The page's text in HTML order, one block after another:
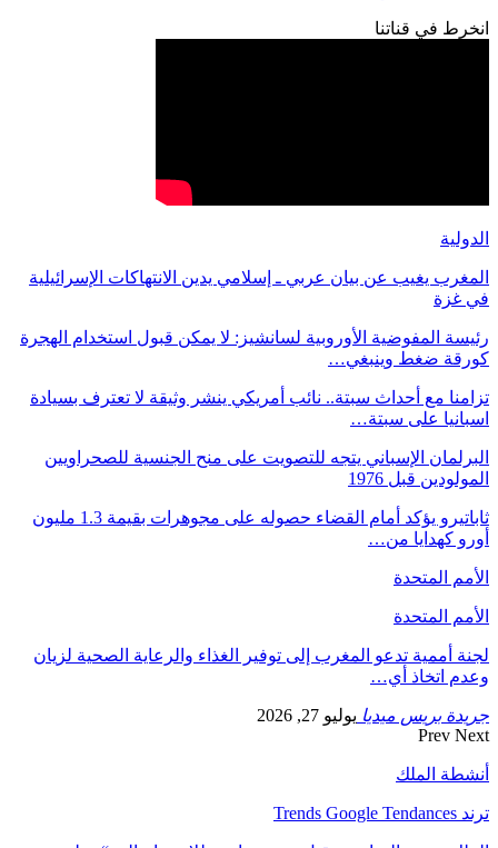
انخرط في قناتنا
الدولية
المغرب يغيب عن بيان عربي ـ إسلامي يدين الانتهاكات الإسرائيلية
في غزة
رئيسة المفوضية الأوروبية لسانشيز: لا يمكن قبول استخدام الهجرة
كورقة ضغط وينبغي…
تزامنا مع أحداث سبتة.. نائب أمريكي ينشر وثيقة لا تعترف بسيادة
اسبانيا على سبتة…
البرلمان الإسباني يتجه للتصويت على منح الجنسية للصحراويين
المولودين قبل 1976
ثاباتيرو يؤكد أمام القضاء حصوله على مجوهرات بقيمة 1.3 مليون
أورو كهدايا من…
الأمم المتحدة
الأمم المتحدة
لجنة أممية تدعو المغرب إلى توفير الغذاء والرعاية الصحية لزيان
وعدم اتخاذ أي…
جريدة بريس ميديا يوليو 27, 2026
Prev Next
أنشطة الملك
ترند Trends Google Tendances